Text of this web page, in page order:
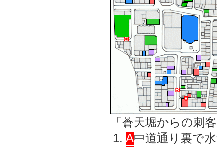
「蒼天堀からの刺
A中道通り裏で